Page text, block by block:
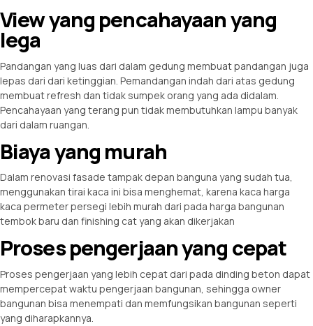
View yang pencahayaan yang
lega
Pandangan yang luas dari dalam gedung membuat pandangan juga
lepas dari dari ketinggian. Pemandangan indah dari atas gedung
membuat refresh dan tidak sumpek orang yang ada didalam.
Pencahayaan yang terang pun tidak membutuhkan lampu banyak
dari dalam ruangan.
Biaya yang murah
Dalam renovasi fasade tampak depan banguna yang sudah tua,
menggunakan tirai kaca ini bisa menghemat, karena kaca harga
kaca permeter persegi lebih murah dari pada harga bangunan
tembok baru dan finishing cat yang akan dikerjakan
Proses pengerjaan yang cepat
Proses pengerjaan yang lebih cepat dari pada dinding beton dapat
mempercepat waktu pengerjaan bangunan, sehingga owner
bangunan bisa menempati dan memfungsikan bangunan seperti
yang diharapkannya.